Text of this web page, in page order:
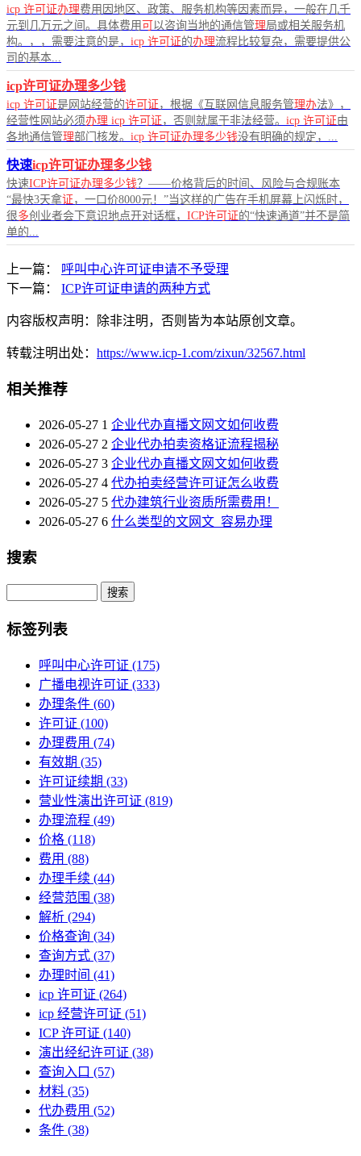
icp 许可证办理费用因地区、政策、服务机构等因素而异，一般在几千
元到几万元之间。具体费用 可 以咨询当地的通信管理局或相关服务机
构。，，需要注意的是， icp 许可证的办理流程比较复杂，需要提供公
司的基本...
icp许可证办理多少钱
icp 许可证是网站经营的许可证 ，根据《互联网信息服务管理办法》，
经营性网站必须办理 icp 许可证 ，否则就属于非法经营。 icp 许可证由
各地通信管理部门核发。 icp 许可证办理多少钱没有明确的规定，...
快速icp许可证办理多少钱
快速ICP许可证办理多少钱？——价格背后的时间、风险与合规账本
“最快3天拿证 ，一口价8000元！”当这样的广告在手机屏幕上闪烁时，
很多创业者会下意识地点开对话框， ICP许可证的“快速通道”并不是简
单的...
上一篇：
呼叫中心许可证申请不予受理
下一篇：
ICP许可证申请的两种方式
内容版权声明：除非注明，否则皆为本站原创文章。
转载注明出处： https://www.icp-1.com/zixun/32567.html
相关推荐
2026-05-27 1 企业代办直播文网文如何收费
2026-05-27 2 企业代办拍卖资格证流程揭秘
2026-05-27 3 企业代办直播文网文如何收费
2026-05-27 4 代办拍卖经营许可证怎么收费
2026-05-27 5 代办建筑行业资质所需费用！
2026-05-27 6 什么类型的文网文_容易办理
搜索
Search
标签列表
呼叫中心许可证 (175)
广播电视许可证 (333)
办理条件 (60)
许可证 (100)
办理费用 (74)
有效期 (35)
许可证续期 (33)
营业性演出许可证 (819)
办理流程 (49)
价格 (118)
费用 (88)
办理手续 (44)
经营范围 (38)
解析 (294)
价格查询 (34)
查询方式 (37)
办理时间 (41)
icp 许可证 (264)
icp 经营许可证 (51)
ICP 许可证 (140)
演出经纪许可证 (38)
查询入口 (57)
材料 (35)
代办费用 (52)
条件 (38)